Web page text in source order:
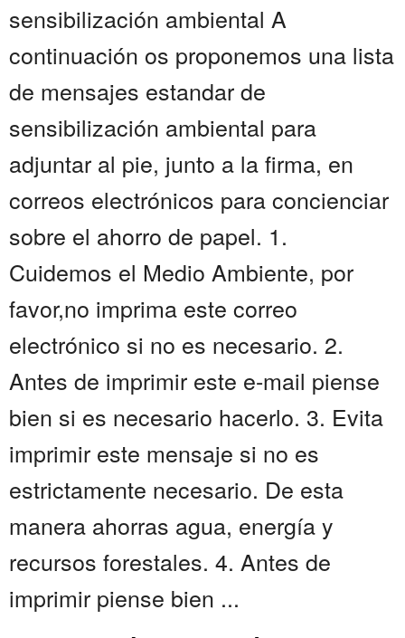
sensibilización ambiental A
continuación os proponemos una lista
de mensajes estandar de
sensibilización ambiental para
adjuntar al pie, junto a la firma, en
correos electrónicos para concienciar
sobre el ahorro de papel. 1.
Cuidemos el Medio Ambiente, por
favor,no imprima este correo
electrónico si no es necesario. 2.
Antes de imprimir este e-mail piense
bien si es necesario hacerlo. 3. Evita
imprimir este mensaje si no es
estrictamente necesario. De esta
manera ahorras agua, energía y
recursos forestales. 4. Antes de
imprimir piense bien ...